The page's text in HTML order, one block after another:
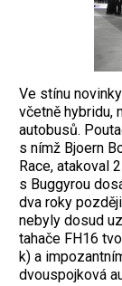
Ve stínu
včetně hybridu,
autobusů.
s nímž Bjoern
Race, atakoval
s Buggyrou
dva roky
nebyly dosud
tahače FH16
k) a
dvouspojková